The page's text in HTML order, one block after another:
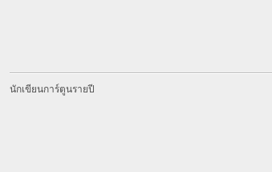
นักเขียนการ์ตูนรายปี